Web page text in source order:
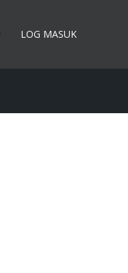
LOG MASUK